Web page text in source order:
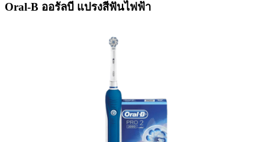
Oral-B ออรัลบี แปรงสีฟันไฟฟ้า